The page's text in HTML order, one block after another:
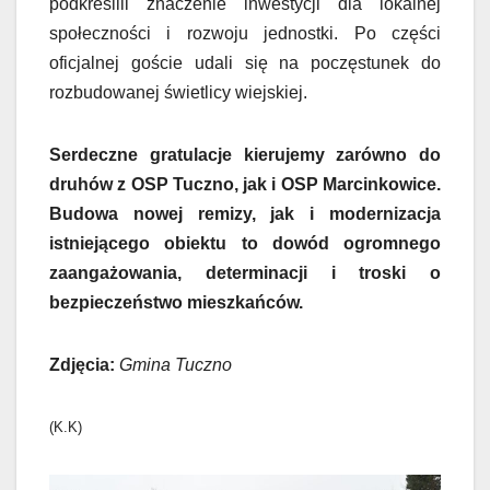
podkreślili znaczenie inwestycji dla lokalnej
społeczności i rozwoju jednostki. Po części
oficjalnej goście udali się na poczęstunek do
rozbudowanej świetlicy wiejskiej.
Serdeczne gratulacje kierujemy zarówno do
druhów z OSP Tuczno, jak i OSP Marcinkowice.
Budowa nowej remizy, jak i modernizacja
istniejącego obiektu to dowód ogromnego
zaangażowania, determinacji i troski o
bezpieczeństwo mieszkańców.
Zdjęcia: Gmina Tuczno
(K.K)